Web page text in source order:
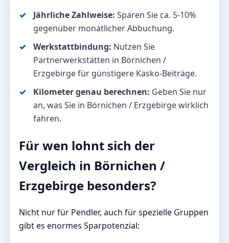
Jährliche Zahlweise: Sparen Sie ca. 5-10%
gegenüber monatlicher Abbuchung.
Werkstattbindung: Nutzen Sie
Partnerwerkstätten in Börnichen /
Erzgebirge für günstigere Kasko-Beiträge.
Kilometer genau berechnen: Geben Sie nur
an, was Sie in Börnichen / Erzgebirge wirklich
fahren.
Für wen lohnt sich der
Vergleich in Börnichen /
Erzgebirge besonders?
Nicht nur für Pendler, auch für spezielle Gruppen
gibt es enormes Sparpotenzial: